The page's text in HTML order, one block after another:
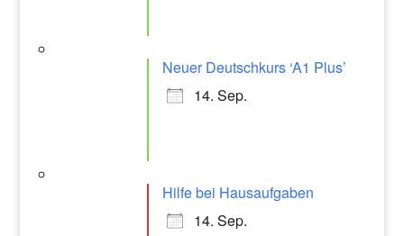
Neuer Deutschkurs ‘A1 Plus’
14. Sep.
Hilfe bei Hausaufgaben
14. Sep.